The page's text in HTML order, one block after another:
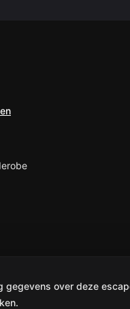
gegevens over deze